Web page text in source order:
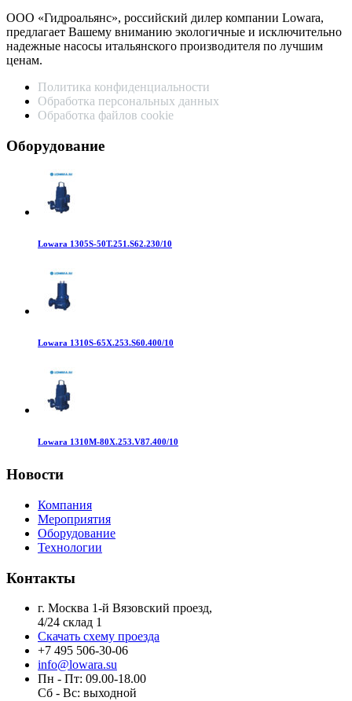
ООО «Гидроальянс», российский дилер компании Lowara,
предлагает Вашему вниманию экологичные и исключительно
надежные насосы итальянского производителя по лучшим
ценам.
Политика конфиденциальности
Обработка персональных данных
Обработка файлов cookie
Оборудование
Lowara 1305S-50T.251.S62.230/10
Lowara 1310S-65X.253.S60.400/10
Lowara 1310M-80X.253.V87.400/10
Новости
Компания
Мероприятия
Оборудование
Технологии
Контакты
г. Москва 1-й Вязовский проезд,
4/24 склад 1
Скачать схему проезда
+7 495 506-30-06
info@lowara.su
Пн - Пт: 09.00-18.00
Сб - Вс: выходной